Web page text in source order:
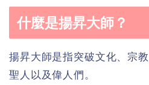
什麼是揚昇大師？
揚昇大師是指突破文化、宗
聖人以及偉人們。